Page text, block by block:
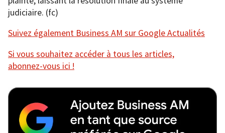
judiciaire. (fc)
Suivez également Business AM sur Google Actualités
Si vous souhaitez accéder à tous les articles,
abonnez-vous ici !